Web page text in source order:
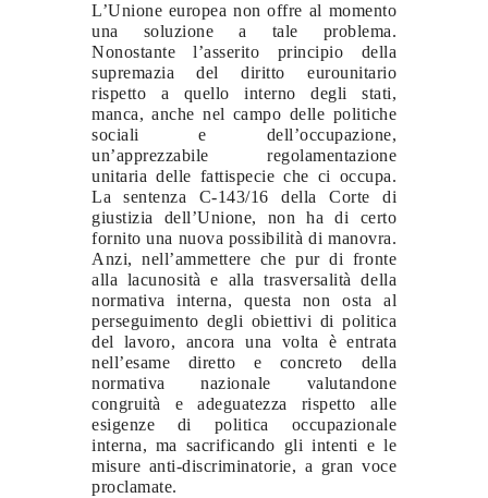
L’Unione europea non offre al momento
una soluzione a tale problema.
Nonostante l’asserito principio della
supremazia del diritto eurounitario
rispetto a quello interno degli stati,
manca, anche nel campo delle politiche
sociali e dell’occupazione,
un’apprezzabile regolamentazione
unitaria delle fattispecie che ci occupa.
La sentenza C-143/16 della Corte di
giustizia dell’Unione, non ha di certo
fornito una nuova possibilità di manovra.
Anzi, nell’ammettere che pur di fronte
alla lacunosità e alla trasversalità della
normativa interna, questa non osta al
perseguimento degli obiettivi di politica
del lavoro, ancora una volta è entrata
nell’esame diretto e concreto della
normativa nazionale valutandone
congruità e adeguatezza rispetto alle
esigenze di politica occupazionale
interna, ma sacrificando gli intenti e le
misure anti-discriminatorie, a gran voce
proclamate.